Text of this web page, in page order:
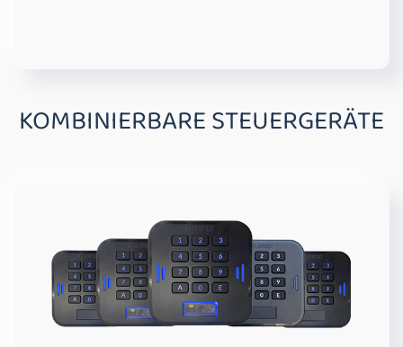
KOMBINIERBARE STEUERGERÄTE